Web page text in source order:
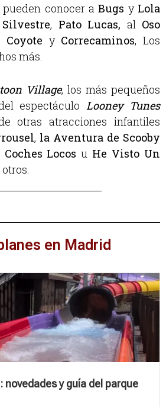
pueden conocer aBugs y Lola
Silvestre, Pato Lucas, al Oso
Coyote y Correcaminos, Los
más.
Village, los más pequeños
espectáculoLooney Tunes
otras atracciones infantiles
, la Aventura de Scooby
Locos u He Visto Un
en Madrid
novedades y guía del parque